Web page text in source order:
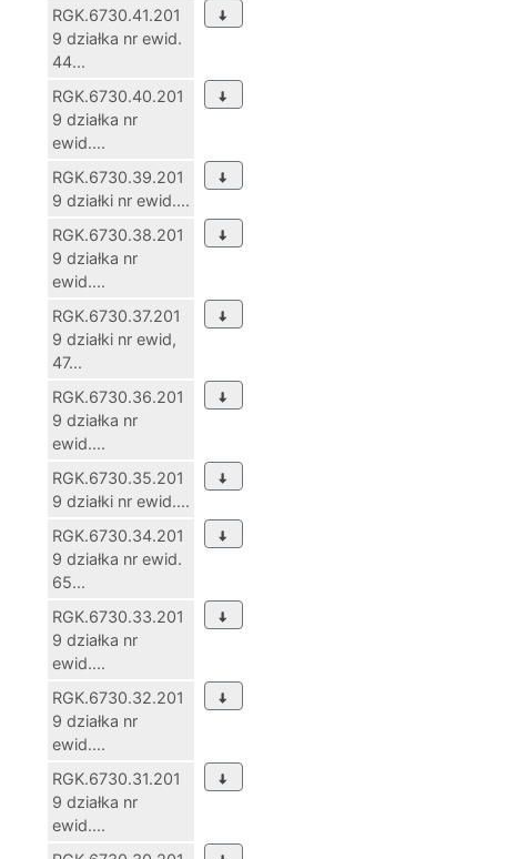
RGK.6730.41.201
9 działka nr ewid.
44...
RGK.6730.40.201
9 działka nr
ewid....
RGK.6730.39.201
9 działki nr ewid....
RGK.6730.38.201
9 działka nr
ewid....
RGK.6730.37.201
9 działki nr ewid,
47...
RGK.6730.36.201
9 działka nr
ewid....
RGK.6730.35.201
9 działki nr ewid....
RGK.6730.34.201
9 działka nr ewid.
65...
RGK.6730.33.201
9 działka nr
ewid....
RGK.6730.32.201
9 działka nr
ewid....
RGK.6730.31.201
9 działka nr
ewid....